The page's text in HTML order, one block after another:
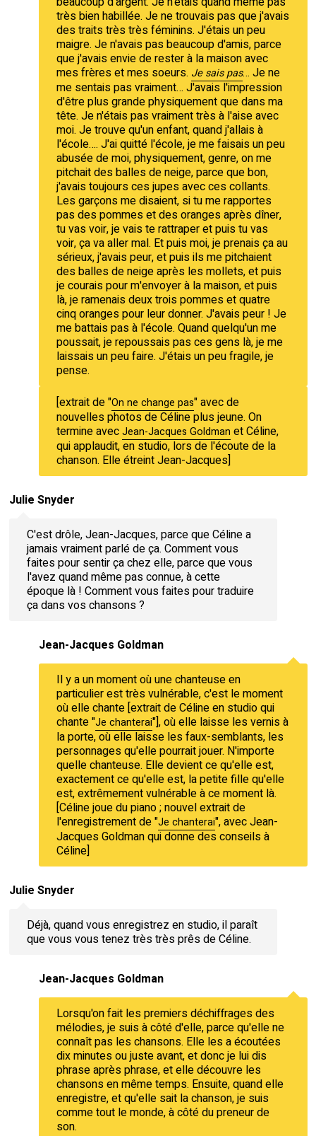
très bien habillée. Je ne trouvais pas que j'avais
des traits très très féminins. J'étais un peu
maigre. Je n'avais pas beaucoup d'amis, parce
que j'avais envie de rester à la maison avec
mes frères et mes soeurs. Je sais pas… Je ne
me sentais pas vraiment… J'avais l'impression
d'être plus grande physiquement que dans ma
tête. Je n'étais pas vraiment très à l'aise avec
moi. Je trouve qu'un enfant, quand j'allais à
l'école…. J'ai quitté l'école, je me faisais un peu
abusée de moi, physiquement, genre, on me
pitchait des balles de neige, parce que bon,
j'avais toujours ces jupes avec ces collants.
Les garçons me disaient, si tu me rapportes
pas des pommes et des oranges après dîner,
tu vas voir, je vais te rattraper et puis tu vas
voir, ça va aller mal. Et puis moi, je prenais ça au
sérieux, j'avais peur, et puis ils me pitchaient
des balles de neige après les mollets, et puis
je courais pour m'envoyer à la maison, et puis
là, je ramenais deux trois pommes et quatre
cinq oranges pour leur donner. J'avais peur ! Je
me battais pas à l'école. Quand quelqu'un me
poussait, je repoussais pas ces gens là, je me
laissais un peu faire. J'étais un peu fragile, je
pense.
[extrait de "On ne change pas" avec de
nouvelles photos de Céline plus jeune. On
termine avecJean-Jacques Goldman et Céline,
qui applaudit, en studio, lors de l'écoute de la
chanson. Elle étreint Jean-Jacques]
Julie Snyder
C'est drôle, Jean-Jacques, parce que Céline a
jamais vraiment parlé de ça. Comment vous
faites pour sentir ça chez elle, parce que vous
l'avez quand même pas connue, à cette
époque là ! Comment vous faites pour traduire
ça dans vos chansons ?
Jean-Jacques Goldman
Il y a un moment où une chanteuse en
particulier est très vulnérable, c'est le moment
où elle chante [extrait de Céline en studio qui
chante "Je chanterai"], où elle laisse les vernis à
la porte, où elle laisse les faux-semblants, les
personnages qu'elle pourrait jouer. N'importe
quelle chanteuse. Elle devient ce qu'elle est,
exactement ce qu'elle est, la petite fille qu'elle
est, extrêmement vulnérable à ce moment là.
[Céline joue du piano ; nouvel extrait de
l'enregistrement de "Je chanterai", avec Jean-
Jacques Goldman qui donne des conseils à
Céline]
Julie Snyder
Déjà, quand vous enregistrez en studio, il paraît
que vous vous tenez très très prês de Céline.
Jean-Jacques Goldman
Lorsqu'on fait les premiers déchiffrages des
mélodies, je suis à côté d'elle, parce qu'elle ne
connaît pas les chansons. Elle les a écoutées
dix minutes ou juste avant, et donc je lui dis
phrase après phrase, et elle découvre les
chansons en même temps. Ensuite, quand elle
enregistre, et qu'elle sait la chanson, je suis
comme tout le monde, à côté du preneur de
son.